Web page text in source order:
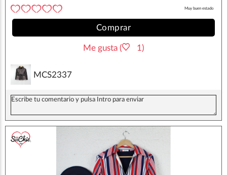
Muy buen estado
Comprar
Me gusta ( 1)
MCS2337